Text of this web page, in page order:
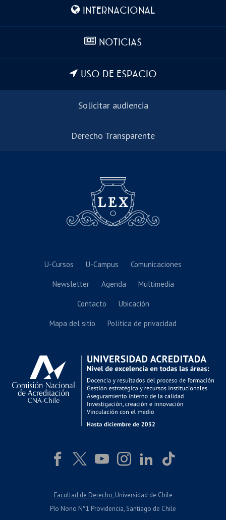
INTERNACIONAL
NOTICIAS
USO DE ESPACIO
Solicitar audiencia
Derecho Transparente
U-Cursos U-Campus Comunicaciones
Newsletter Agenda Multimedia
Contacto Ubicación
Mapa del sitio Política de privacidad
Facultad de Derecho, Universidad de Chile
Pío Nono N°1 Providencia, Santiago de Chile